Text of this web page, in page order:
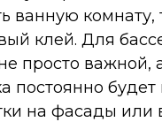
ванную комнату,
клей. Для
просто важной,
постоянно
на фасады